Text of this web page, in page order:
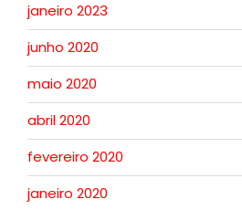
janeiro 2023
junho 2020
maio 2020
abril 2020
fevereiro 2020
janeiro 2020